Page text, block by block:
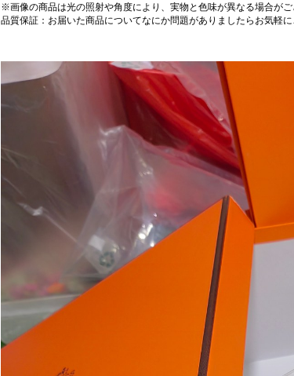
※画像の商品は光の照射や角度により、実物と色味が異なる場合が
品質保証：お届いた商品についてなにか問題がありましたらお気軽に